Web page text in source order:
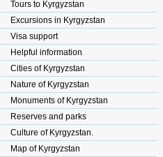
Tours to Kyrgyzstan
Excursions in Kyrgyzstan
Visa support
Helpful information
Cities of Kyrgyzstan
Nature of Kyrgyzstan
Monuments of Kyrgyzstan
Reserves and parks
Culture of Kyrgyzstan.
Map of Kyrgyzstan